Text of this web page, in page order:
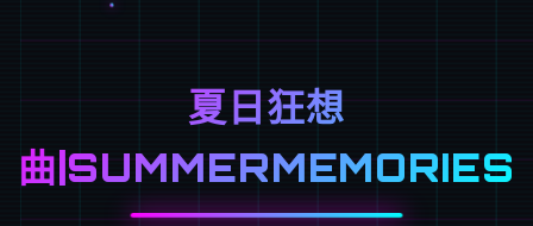
夏日狂想
曲|SUMMERMEMORIES